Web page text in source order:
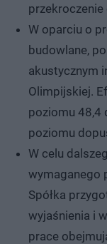
przekroczenie
W oparciu o
budowlane,
akustycznym
Olimpijskiej.
poziomu 48,4
poziomu
W celu
wymaganego
Spółka
wyjaśnienia i
prace